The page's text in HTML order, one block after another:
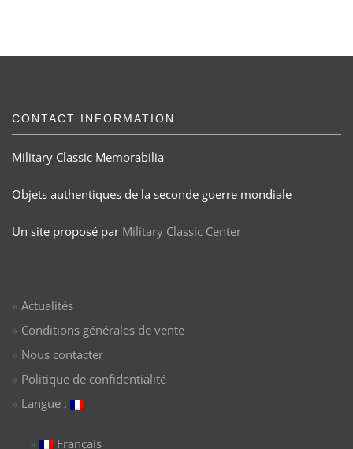
CONTACT INFORMATION
Military Classic Memorabilia
Objets authentiques de la seconde guerre mondiale
Un site proposé par Military Classic Center
Actualités
Conditions générales de vente
Nous contacter
Politique de confidentialité
Langue :
Français